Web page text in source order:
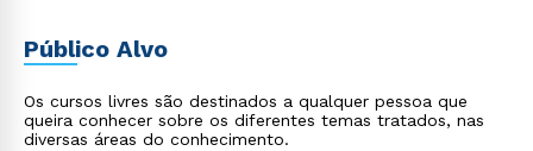
Público Alvo
Os cursos livres são destinados a qualquer pessoa que
queira conhecer sobre os diferentes temas tratados, nas
diversas áreas do conhecimento.